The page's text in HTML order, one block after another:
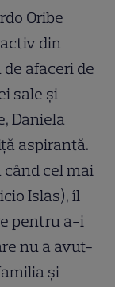
Oribe
din
afaceri de
sale și
Daniela
aspirantă.
cel mai
Islas), îl
pentru a-i
nu a avut-
și